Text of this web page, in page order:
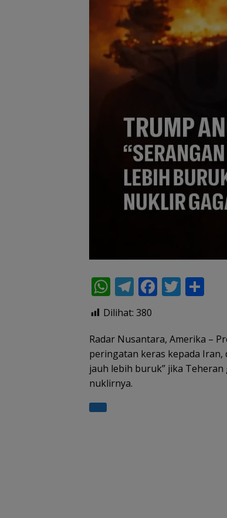
W
h
at
s
A
p
T
el
e
gr
a
m
F
b
o
o
T
er e
Dilihat: 380
Radar Nusantara, Amerika –
peringatan keras kepada
jauh lebih buruk” jika
nuklirnya.